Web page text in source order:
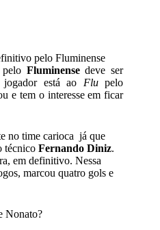
pelo Fluminense
pelo Fluminensedeve ser
está ao Flupelo
e tem o interesse em ficar
no time carioca já que
técnico Fernando Diniz.
em definitivo. Nessa
marcou quatro gols e
Nonato?